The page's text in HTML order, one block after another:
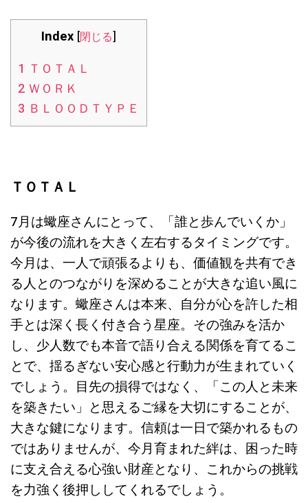
Index [閉じる]
1 ＴＯＴＡＬ
2ＷＯＲＫ
3 ＢＬＯＯＤＴＹＰＥ
ＴＯＴＡＬ
7月は蠍座さんにとって、「誰と歩んでいくか」
が今後の流れを大きく左右するタイミングです。
今月は、一人で頑張るよりも、価値観を共有でき
る人とのつながりを深めることが大きな追い風に
なります。蠍座さんは本来、自分が心を許した相
手とは深く長く付き合う星座。その強みを活か
し、少人数でも本音で語り合える関係を育てるこ
とで、揺るぎない安心感と行動力が生まれていく
でしょう。目先の損得ではなく、「この人と未来
を築きたい」と思えるご縁を大切にすることが、
大きな鍵になります。信頼は一日で築かれるもの
ではありませんが、今月育まれた絆は、困った時
に支え合える心強い財産となり、これからの挑戦
を力強く後押ししてくれるでしょう。